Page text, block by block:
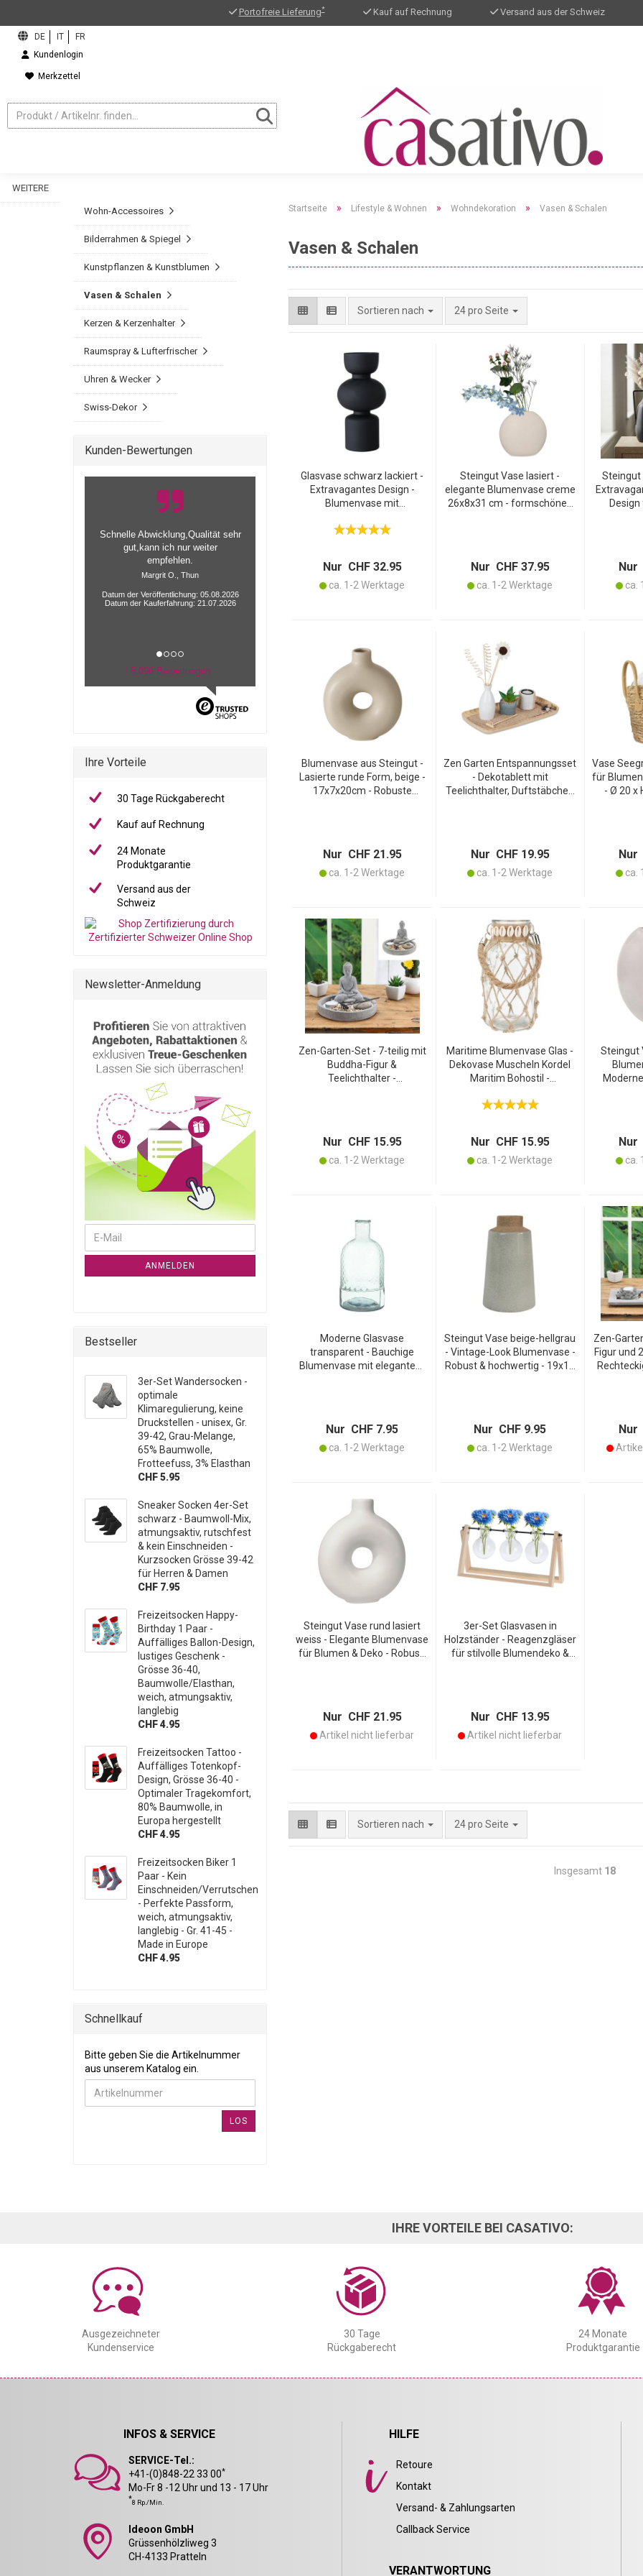
Portofreie Lieferung* Kauf auf Rechnung Versand aus der Schweiz
Kundenlogin
Merkzettel
WEITERE
Startseite » Lifestyle & Wohnen » Wohndekoration » Vasen & Schalen
Vasen & Schalen
Sortieren nach 24 pro Seite
Glasvase schwarz lackiert -
Extravagantes Design -
Blumenvase mit
alle Einrichtungsthemen - Ø
Nur CHF 32.95
ca. 1-2 Werktage
Steingut Vase lasiert -
elegante Blumenvase creme
26x8x31 cm - formschönes
Nur CHF 37.95
ca. 1-2 Werktage
Steingut
Nur
ca.
Blumenvase aus Steingut -
Lasierte runde Form, beige -
17x7x20cm - Robuste
Nur CHF 21.95
ca. 1-2 Werktage
Zen Garten Entspannungsset
- Dekotablett mit
Teelichthalter, Duftstäbchen
Nur CHF 19.95
ca. 1-2 Werktage
Vase
für
- Ø 20 x
Nur
ca.
Zen-Garten-Set - 7-teilig mit
Buddha-Figur &
Teelichthalter -
Nur CHF 15.95
ca. 1-2 Werktage
Maritime Blumenvase Glas -
Dekovase Muscheln Kordel
Maritim Bohostil -
Terrasse - Ø 11x20.5cm -
Nur CHF 15.95
ca. 1-2 Werktage
Steingut
Nur
ca.
Moderne Glasvase
transparent - Bauchige
Blumenvase mit elegantem
Nur CHF 7.95
ca. 1-2 Werktage
Steingut Vase beige-hellgrau
- Vintage-Look Blumenvase -
Robust & hochwertig - 19x12
Nur CHF 9.95
ca. 1-2 Werktage
Zen-
Figur und
Nur
Steingut Vase rund lasiert
weiss - Elegante Blumenvase
für Blumen & Deko - Robust,
Nur CHF 21.95
Artikel nicht lieferbar
3er-Set Glasvasen in
Holzständer - Reagenzgläser
für stilvolle Blumendeko &
Nur CHF 13.95
Artikel nicht lieferbar
Sortieren nach 24 pro Seite
Insgesamt 18
Wohn-Accessoires
Bilderrahmen & Spiegel
Kunstpflanzen & Kunstblumen
Vasen & Schalen
Kerzen & Kerzenhalter
Raumspray & Lufterfrischer
Uhren & Wecker
Swiss-Dekor
Kunden-Bewertungen
Schnelle Abwicklung,Qualität sehr
gut,kann ich nur weiter
empfehlen.
Margrit O., Thun
Datum der Veröffentlichung: 05.08.2026
Datum der Kauferfahrung: 21.07.2026
5.096 Bewertungen
Ihre Vorteile
30 Tage Rückgaberecht
Kauf auf Rechnung
24 Monate
Produktgarantie
Versand aus der
Schweiz
Newsletter-Anmeldung
ANMELDEN
Bestseller
3er-Set Wandersocken -
optimale
Klimaregulierung, keine
Druckstellen - unisex, Gr.
39-42, Grau-Melange,
65% Baumwolle,
Frotteefuss, 3% Elasthan
CHF 5.95
Sneaker Socken 4er-Set
schwarz - Baumwoll-Mix,
atmungsaktiv, rutschfest
& kein Einschneiden -
Kurzsocken Grösse 39-42
für Herren & Damen
CHF 7.95
Freizeitsocken Happy-
Birthday 1 Paar -
Auffälliges Ballon-Design,
lustiges Geschenk -
Grösse 36-40,
Baumwolle/Elasthan,
weich, atmungsaktiv,
langlebig
CHF 4.95
Freizeitsocken Tattoo -
Auffälliges Totenkopf-
Design, Grösse 36-40 -
Optimaler Tragekomfort,
80% Baumwolle, in
Europa hergestellt
CHF 4.95
Freizeitsocken Biker 1
Paar - Kein
Einschneiden/Verrutschen
- Perfekte Passform,
weich, atmungsaktiv,
langlebig - Gr. 41-45 -
Made in Europe
CHF 4.95
Schnellkauf
BITTE GEBEN SIE DIE ARTIKELNUMMER AUS UNSEREM KATALOG EIN.
Bitte geben Sie die Artikelnummer
aus unserem Katalog ein.
LOS
IHRE VORTEILE BEI CASATIVO:
Ausgezeichneter
Kundenservice
30 Tage
Rückgaberecht
24 Monate
Produktgarantie
INFOS & SERVICE
SERVICE-Tel.:
+41-(0)848-22 33 00*
Mo-Fr 8 -12 Uhr und 13 - 17 Uhr
*8 Rp./Min.
Ideoon GmbH
Grüssenhölzliweg 3
CH-4133 Pratteln
HILFE
Retoure
Kontakt
Versand- & Zahlungsarten
Callback Service
VERANTWORTUNG